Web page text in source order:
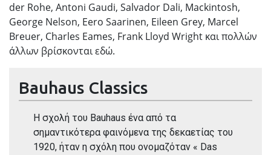
der Rohe, Antoni Gaudi, Salvador Dali, Mackintosh,
George Nelson, Eero Saarinen, Eileen Grey, Marcel
Breuer, Charles Eames, Frank Lloyd Wright και πολλών
άλλων βρίσκονται εδώ.
Bauhaus Classics
Η σχολή του Bauhaus ένα από τα
σημαντικότερα φαινόμενα της δεκαετίας του
1920, ήταν η σχόλη που ονομαζόταν « Das